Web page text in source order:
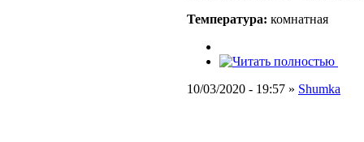
Температура: комнатная
10/03/2020 - 19:57 » Shumka